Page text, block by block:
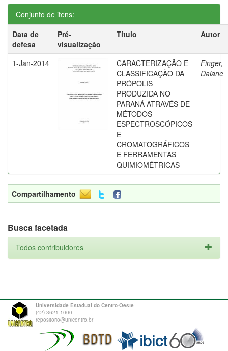
Conjunto de itens:
Data de
defesa
Pré-
visualização
Título Autor
1-Jan-2014
CARACTERIZAÇÃO E
CLASSIFICAÇÃO DA
PRÓPOLIS
PRODUZIDA NO
PARANÁ ATRAVÉS DE
MÉTODOS
ESPECTROSCÓPICOS
E
CROMATOGRÁFICOS
E FERRAMENTAS
QUIMIOMÉTRICAS
Finger,
Daiane
Compartilhamento
Busca facetada
Todos contribuidores
Universidade Estadual do Centro-Oeste
(42) 3621-1000
repositorio@unicentro.br